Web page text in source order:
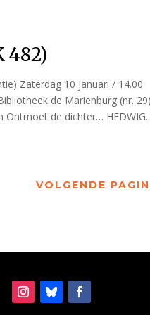
482)
Zaterdag 10 januari / 14.00
de Mariënburg (nr. 29)
Ontmoet de dichter…
VOLGENDE